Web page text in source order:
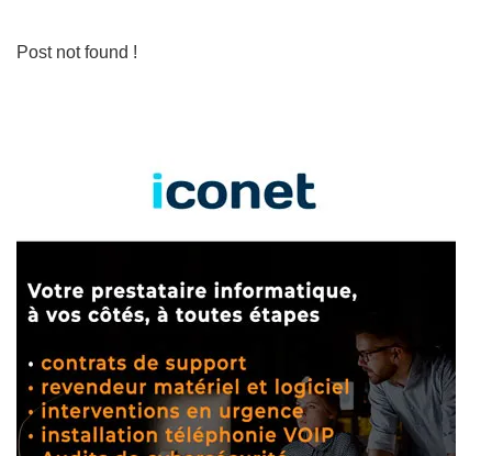
Post not found !